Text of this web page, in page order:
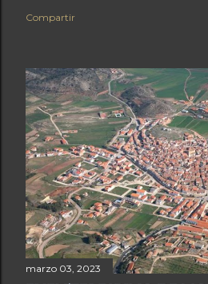
Compartir
marzo 03, 2023